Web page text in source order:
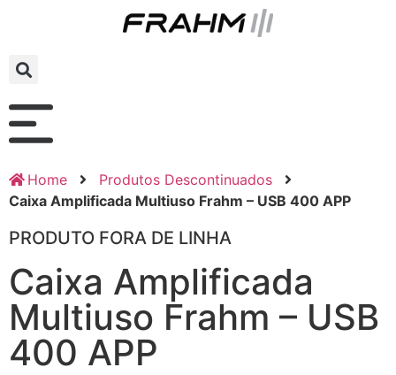
Home
Produtos Descontinuados
Caixa Amplificada Multiuso Frahm – USB 400 APP
PRODUTO FORA DE LINHA
Caixa Amplificada
Multiuso Frahm – USB
400 APP